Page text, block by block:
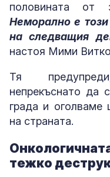
половината от
Неморално е
на следващия
настоя Мими
Тя
непрекъснато да
града и оголваме
на страната.
тежко